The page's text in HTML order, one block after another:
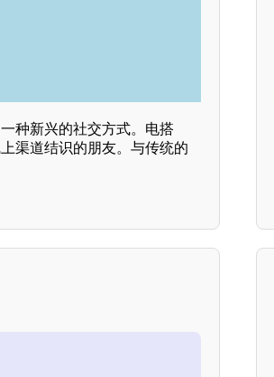
种新兴的社交方式。电搭
渠道结识的朋友。与传统的